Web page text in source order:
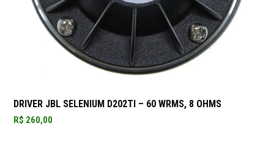
DRIVER JBL SELENIUM D202TI – 60 WRMS, 8 OHMS
R$ 260,00